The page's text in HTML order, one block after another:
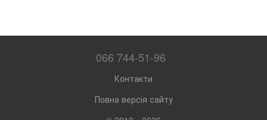
066 744-51-96
Контакти
Повна версія сайту